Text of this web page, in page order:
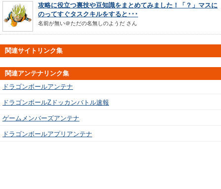
攻略に役立つ裏技や豆知識をまとめてみました！「？」マスに
のってすぐタスクキルをすると･･･
名前が無い＠ただの名無しのようだ さん
関連サイトリンク集
関連アンテナリンク集
ドラゴンボールアンテナ
ドラゴンボールZドッカンバトル速報
ゲームメンバーズアンテナ
ドラゴンボールアプリアンテナ